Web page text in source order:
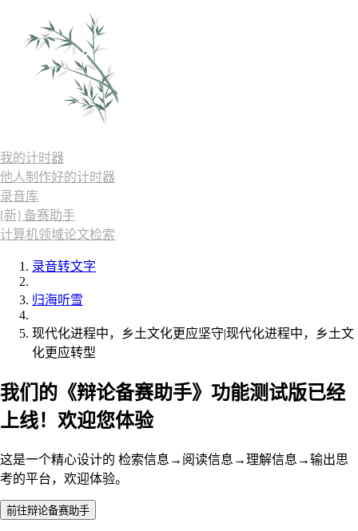
我的计时器
他人制作好的计时器
录音库
[新] 备赛助手
计算机领域论文检索
录音转文字
归海听雪
现代化进程中，乡土文化更应坚守|现代化进程中，乡土文
化更应转型
我们的《辩论备赛助手》功能测试版已经
上线！欢迎您体验
这是一个精心设计的 检索信息→阅读信息→理解信息→输出思
考的平台，欢迎体验。
前往辩论备赛助手